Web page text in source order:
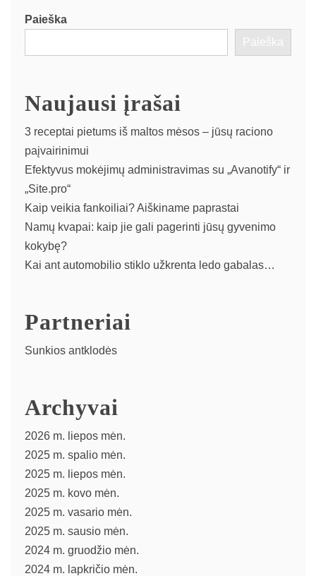
Paieška
Paieška
Naujausi įrašai
3 receptai pietums iš maltos mėsos – jūsų raciono
paįvairinimui
Efektyvus mokėjimų administravimas su „Avanotify“ ir
„Site.pro“
Kaip veikia fankoiliai? Aiškiname paprastai
Namų kvapai: kaip jie gali pagerinti jūsų gyvenimo
kokybę?
Kai ant automobilio stiklo užkrenta ledo gabalas…
Partneriai
Sunkios antklodės
Archyvai
2026 m. liepos mėn.
2025 m. spalio mėn.
2025 m. liepos mėn.
2025 m. kovo mėn.
2025 m. vasario mėn.
2025 m. sausio mėn.
2024 m. gruodžio mėn.
2024 m. lapkričio mėn.